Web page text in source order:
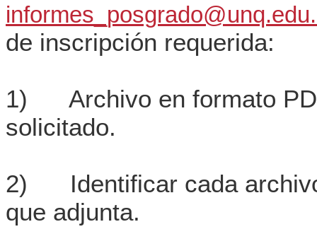
de inscripción requerida:
1) Archivo en formato
solicitado.
2) Identificar cada archivo
que adjunta.